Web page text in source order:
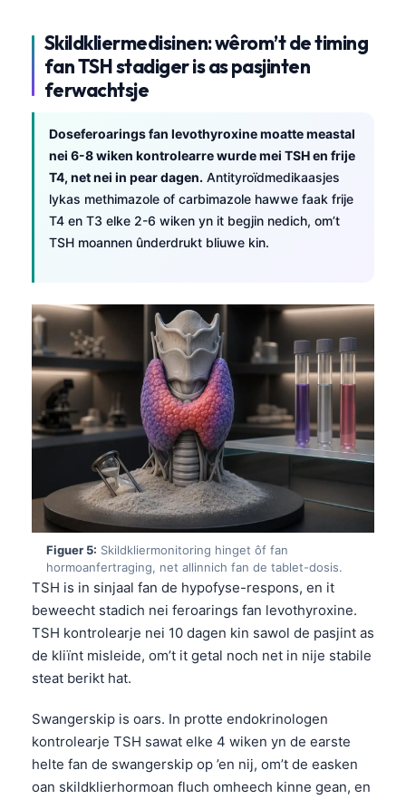
Skildkliermedisinen: wêrom’t de timing
fan TSH stadiger is as pasjinten
ferwachtsje
Doseferoarings fan levothyroxine moatte meastal
nei 6-8 wiken kontrolearre wurde mei TSH en frije
T4, net nei in pear dagen. Antityroïdmedikaasjes
lykas methimazole of carbimazole hawwe faak frije
T4 en T3 elke 2-6 wiken yn it begjin nedich, om’t
TSH moannen ûnderdrukt bliuwe kin.
Figuer 5: Skildkliermonitoring hinget ôf fan
hormoanfertraging, net allinnich fan de tablet-dosis.
TSH is in sinjaal fan de hypofyse-respons, en it
beweecht stadich nei feroarings fan levothyroxine.
TSH kontrolearje nei 10 dagen kin sawol de pasjint as
de kliïnt misleide, om’t it getal noch net in nije stabile
steat berikt hat.
Swangerskip is oars. In protte endokrinologen
kontrolearje TSH sawat elke 4 wiken yn de earste
helte fan de swangerskip op ’en nij, om’t de easken
oan skildklierhormoan fluch omheech kinne gean, en
Gàidhlig
Occitan
العربية المغربية
Монгол
ພາສາລາວ
Basa Jawa
Cebuano
ئۇيغۇرچە
Кыргызча
Татар теле
Беларуская мова
Esperanto
Ślōnskŏ gŏdka
Norsk bokmål